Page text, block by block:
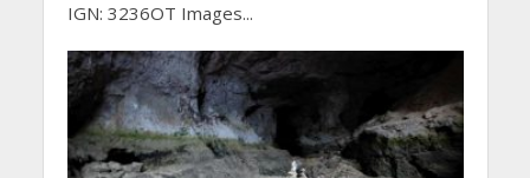
IGN: 3236OT Images...